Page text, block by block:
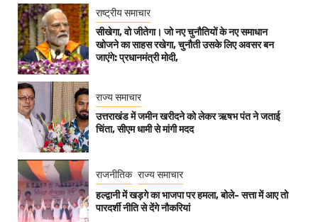
राष्ट्रीय समाचार
सीखेगा, वो जीतेगा। जो नए चुनौतियों के नए समाधान
खोजने का साहस रखेगा, चुनौती उसके लिए अवसर बन
जाएंगे: प्रधानमंत्री मोदी,
राज्य समाचार
उत्तराखंड में जमीन खरीदने को लेकर ऋषभ पंत ने जताई
चिंता, सीएम धामी से मांगी मदद
राजनीतिक राज्य समाचार
हल्द्वानी में खड़गे का भाजपा पर हमला, बोले- सत्ता में आए तो
पारदर्शी नीति से देंगे नौकरियां